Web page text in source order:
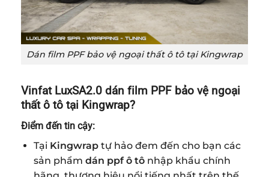
Dán film PPF bảo vệ ngoại thất ô tô tại Kingwrap
Vinfat LuxSA2.0 dán film PPF bảo vệ ngoại
thất ô tô tại Kingwrap?
Điểm đến tin cậy:
Tại Kingwraptự hảo đem đến cho bạn các
sản phẩm dán ppf ô tônhập khẩu chính